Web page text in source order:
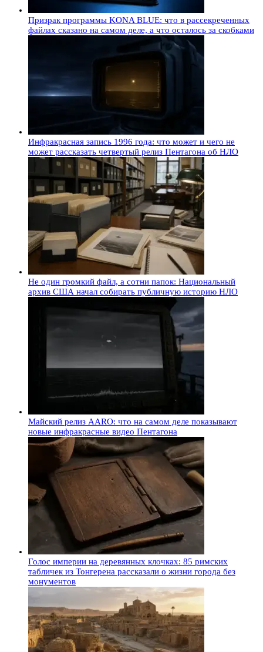
Призрак программы KONA BLUE: что в рассекреченных
файлах сказано на самом деле, а что осталось за скобками
Инфракрасная запись 1996 года: что может и чего не
может рассказать четвертый релиз Пентагона об НЛО
Не один громкий файл, а сотни папок: Национальный
архив США начал собирать публичную историю НЛО
Майский релиз AARO: что на самом деле показывают
новые инфракрасные видео Пентагона
Голос империи на деревянных клочках: 85 римских
табличек из Тонгерена рассказали о жизни города без
монументов